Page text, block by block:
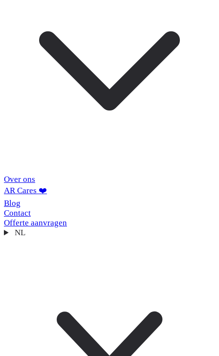
Over ons
AR Cares ❤️
Blog
Contact
Offerte aanvragen
NL